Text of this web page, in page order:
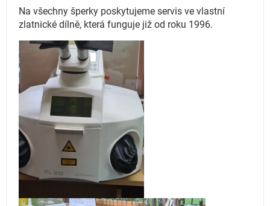
Na všechny šperky poskytujeme servis ve vlastní
zlatnické dílně, která funguje již od roku 1996.